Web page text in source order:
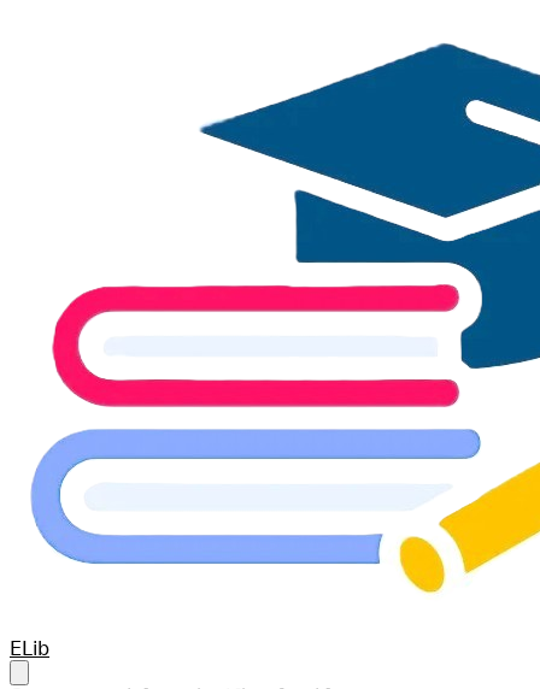
Your Company
ELib